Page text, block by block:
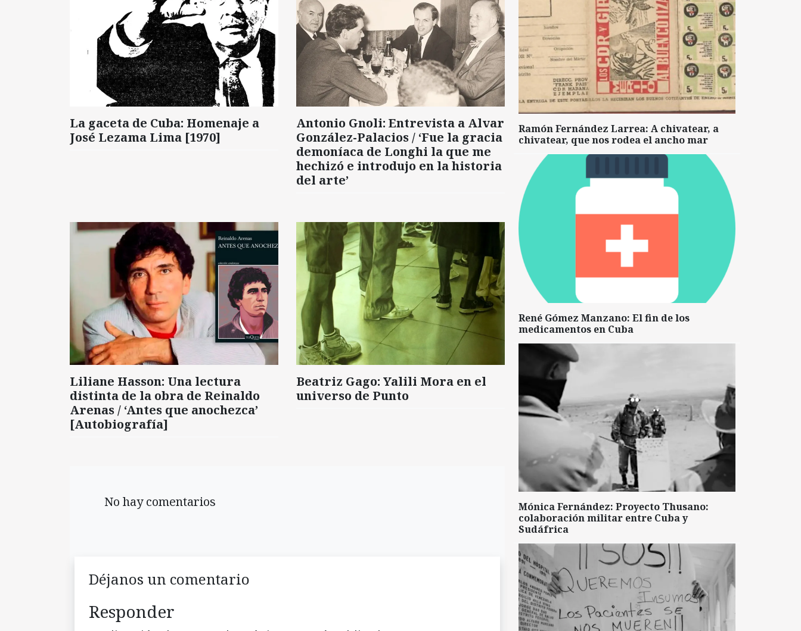
La gaceta de Cuba: Homenaje a
José Lezama Lima [1970]
Antonio Gnoli: Entrevista a Alvar
González-Palacios / ‘Fue la gracia
demoníaca de Longhi la que me
hechizó e introdujo en la historia
del arte’
Liliane Hasson: Una lectura
distinta de la obra de Reinaldo
Arenas / ‘Antes que anochezca’
[Autobiografía]
Beatriz Gago: Yalili Mora en el
universo de Punto
No hay comentarios
Déjanos un comentario
Responder
Ramón Fernández Larrea: A chivatear, a
chivatear, que nos rodea el ancho mar
René Gómez Manzano: El fin de los
medicamentos en Cuba
Mónica Fernández: Proyecto Thusano:
colaboración militar entre Cuba y
Sudáfrica